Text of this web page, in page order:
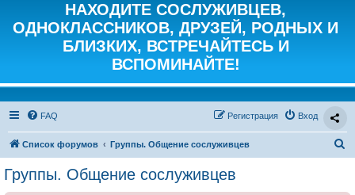
НАХОДИТЕ СОСЛУЖИВЦЕВ,
ОДНОКЛАССНИКОВ, ДРУЗЕЙ, РОДНЫХ И
БЛИЗКИХ, ВСТРЕЧАЙТЕСЬ И
ВСПОМИНАЙТЕ!
FAQ Вход
Регистрация
Список форумов Группы. Общение сослуживцев
Группы. Общение сослуживцев